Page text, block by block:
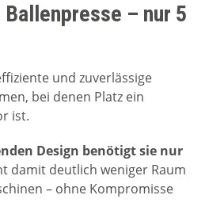
– nur 5
und zuverlässige
bei denen Platz ein
ist.
Design benötigt sie nur
damit deutlich weniger Raum
– ohne Kompromisse